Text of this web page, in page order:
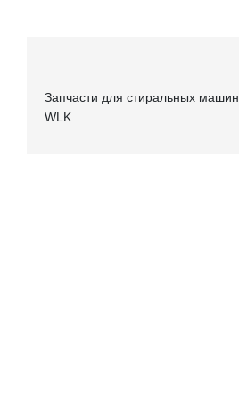
Запчасти для стиральных машин
WLK